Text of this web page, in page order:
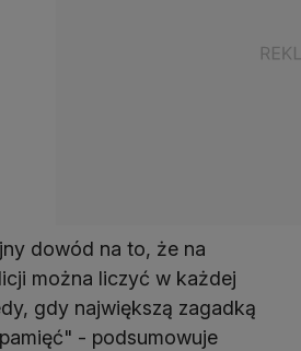
dowód na to, że na
można liczyć w każdej
gdy największą zagadką
- podsumowuje